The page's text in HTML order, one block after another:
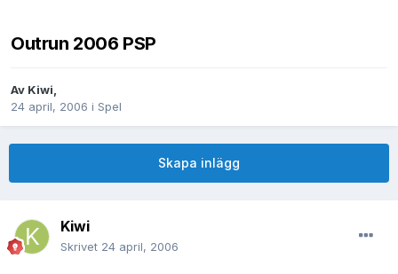
Outrun 2006 PSP
Av Kiwi,
24 april, 2006 i Spel
Skapa inlägg
Kiwi
Skrivet 24 april, 2006